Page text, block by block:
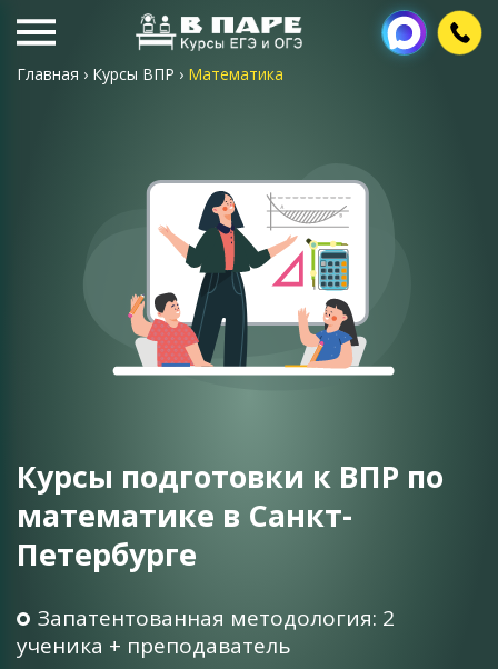
Главная › Курсы ВПР › Математика
Курсы подготовки к ВПР по
математике в Санкт-
Петербурге
Запатентованная методология: 2
ученика + преподаватель